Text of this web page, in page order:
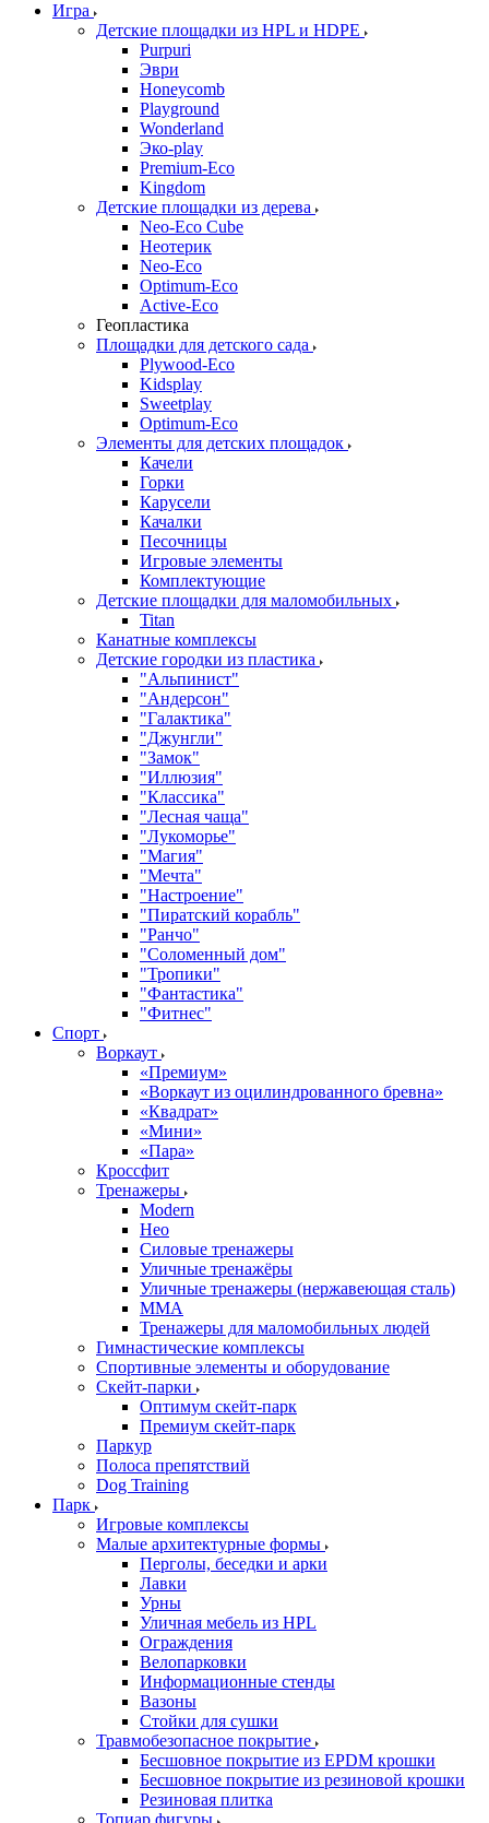
Игра
Детские площадки из HPL и HDPE
Purpuri
Эври
Honeycomb
Playground
Wonderland
Эко-play
Premium-Eco
Kingdom
Детские площадки из дерева
Neo-Eco Cube
Неотерик
Neo-Eco
Оptimum-Еco
Active-Eco
Геопластика
Площадки для детского сада
Plywood-Eco
Kidsplay
Sweetplay
Оptimum-Еco
Элементы для детских площадок
Качели
Горки
Карусели
Качалки
Песочницы
Игровые элементы
Комплектующие
Детские площадки для маломобильных
Titan
Канатные комплексы
Детские городки из пластика
"Альпинист"
"Андерсон"
"Галактика"
"Джунгли"
"Замок"
"Иллюзия"
"Классика"
"Лесная чаща"
"Лукоморье"
"Магия"
"Мечта"
"Настроение"
"Пиратский корабль"
"Ранчо"
"Соломенный дом"
"Тропики"
"Фантастика"
"Фитнес"
Спорт
Воркаут
«Премиум»
«Воркаут из оцилиндрованного бревна»
«Квадрат»
«Мини»
«Пара»
Кроссфит
Тренажеры
Modern
Нео
Силовые тренажеры
Уличные тренажёры
Уличные тренажеры (нержавеющая сталь)
ММА
Тренажеры для маломобильных людей
Гимнастические комплексы
Спортивные элементы и оборудование
Скейт-парки
Оптимум скейт-парк
Премиум скейт-парк
Паркур
Полоса препятствий
Dog Training
Парк
Игровые комплексы
Малые архитектурные формы
Перголы, беседки и арки
Лавки
Урны
Уличная мебель из HPL
Ограждения
Велопарковки
Информационные стенды
Вазоны
Стойки для сушки
Травмобезопасное покрытие
Бесшовное покрытие из EPDM крошки
Бесшовное покрытие из резиновой крошки
Резиновая плитка
Топиар фигуры